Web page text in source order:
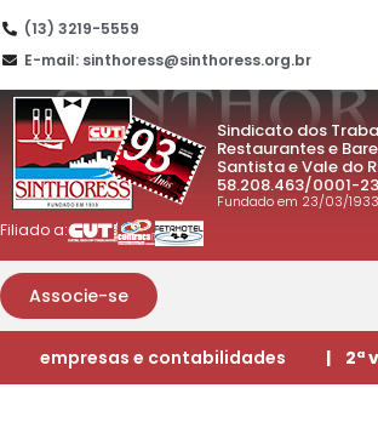
(13) 3219-5559
E-mail: sinthoress@sinthoress.org.br
Sindicato dos
Restaurantes e
Santista e Vale do
58.208.463/0001-23
Fundado em 23/03/1933
Filiado a:
Associe-se
empresas e contabilidades | 2ª